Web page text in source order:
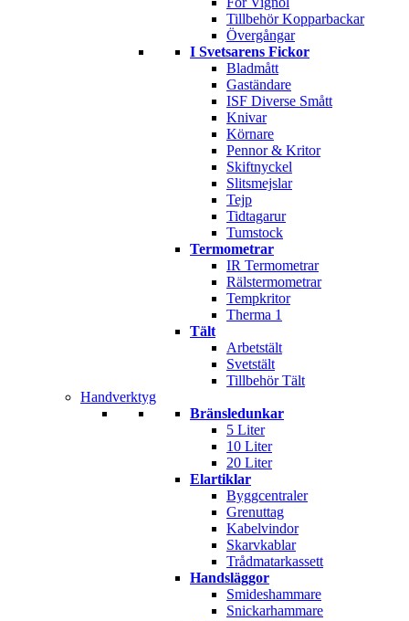
Tillbehör Kopparbackar
Övergångar
I Svetsarens Fickor
Bladmått
Gaständare
ISF Diverse Smått
Knivar
Körnare
Pennor & Kritor
Skiftnyckel
Slitsmejslar
Tejp
Tidtagarur
Tumstock
Termometrar
IR Termometrar
Rälstermometrar
Tempkritor
Therma 1
Tält
Arbetstält
Svetstält
Tillbehör Tält
Handverktyg
Bränsledunkar
5 Liter
10 Liter
20 Liter
Elartiklar
Byggcentraler
Grenuttag
Kabelvindor
Skarvkablar
Trådmatarkassett
Handsläggor
Smideshammare
Snickarhammare